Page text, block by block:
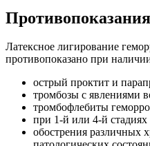
Противопоказания
Латексное лигирование
противопоказано при
острый проктит и
тромбозы с явлениями
тромбофлебиты
при 1-й или 4-й стадиях
обострения различных